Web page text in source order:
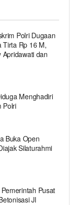
Polri Dugaan
Tirta Rp 16 M,
Apridawati dan
Menghadiri
Polri
Buka Open
Silaturahmi
Pusat
Jl